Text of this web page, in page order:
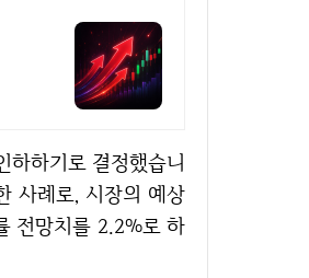
사례로, 시장의 예상
전망치를 2.2%로 하